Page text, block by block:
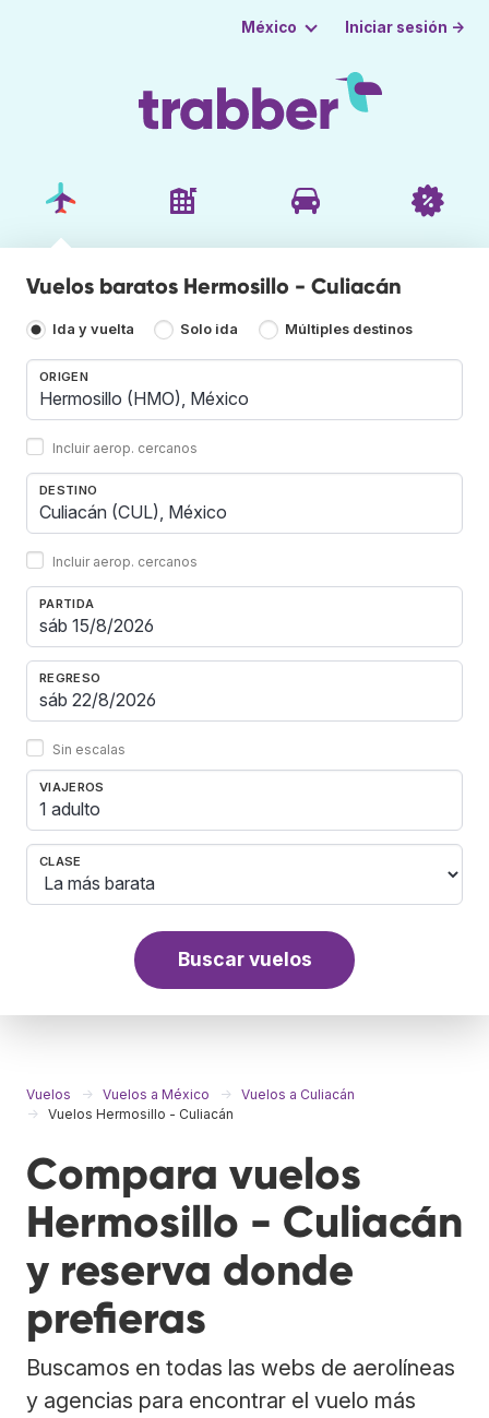
México Iniciar sesión →
Vuelos baratos Hermosillo - Culiacán
Ida y vuelta Solo ida Múltiples destinos
ORIGEN
Incluir aerop. cercanos
DESTINO
Incluir aerop. cercanos
PARTIDA
REGRESO
Sin escalas
VIAJEROS
1 adulto
CLASE
Buscar vuelos
Vuelos Vuelos a México
Vuelos a Culiacán
Vuelos Hermosillo - Culiacán
Compara vuelos
Hermosillo - Culiacán
y reserva donde
prefieras
Buscamos en todas las webs de aerolíneas
y agencias para encontrar el vuelo más